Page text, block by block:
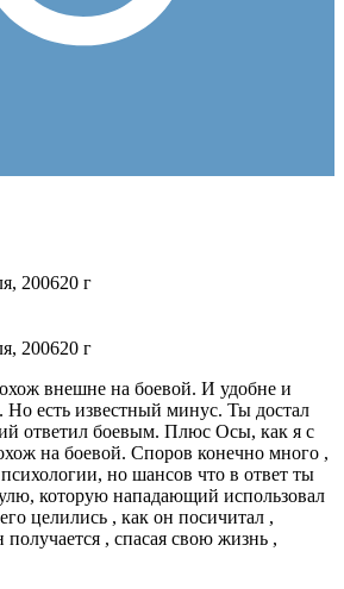
200620 г
200620 г
внешне на боевой. И удобне и
Но есть известный минус. Ты достал
ответил боевым. Плюс Осы, как я с
на боевой. Споров конечно много ,
но шансов что в ответ ты
которую нападающий использовал
целились , как он посичитал ,
, спасая свою жизнь ,